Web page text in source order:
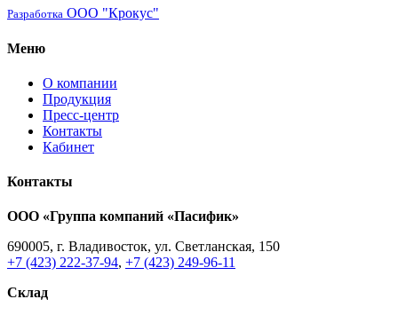
Разработка ООО "Крокус"
Меню
О компании
Продукция
Пресс-центр
Контакты
Кабинет
Контакты
ООО «Группа компаний «Пасифик»
690005, г. Владивосток, ул. Светланская, 150
+7 (423) 222-37-94, +7 (423) 249-96-11
Склад